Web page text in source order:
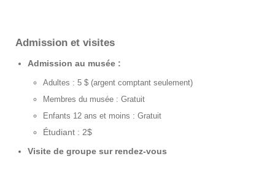
Admission et visites
Admission au musée :
Adultes : 5 $ (argent comptant seulement)
Membres du musée : Gratuit
Enfants 12 ans et moins : Gratuit
Étudiant : 2$
Visite de groupe sur rendez-vous